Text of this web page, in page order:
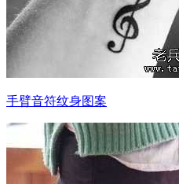
手臂音符纹身图案